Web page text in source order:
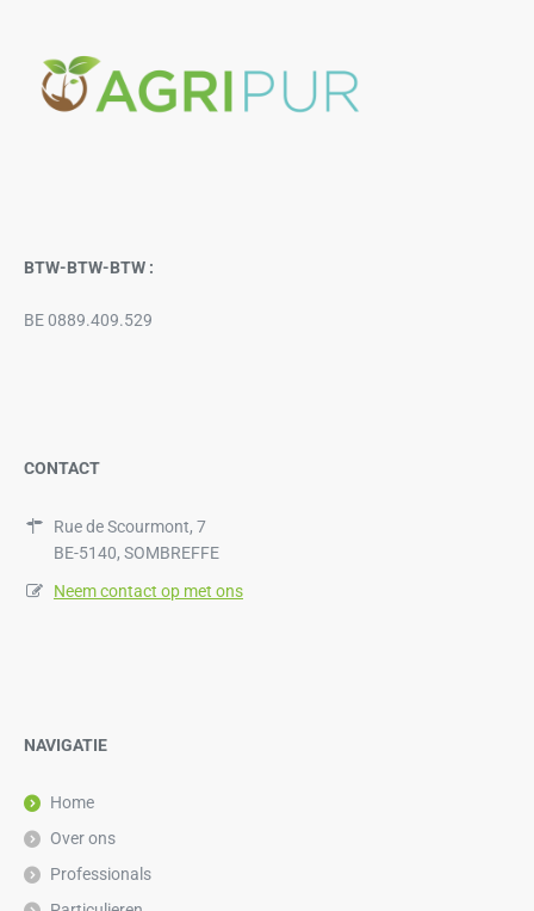
Rue de Scourmont, 7
BE-5140, SOMBREFFE
Neem contact op met ons